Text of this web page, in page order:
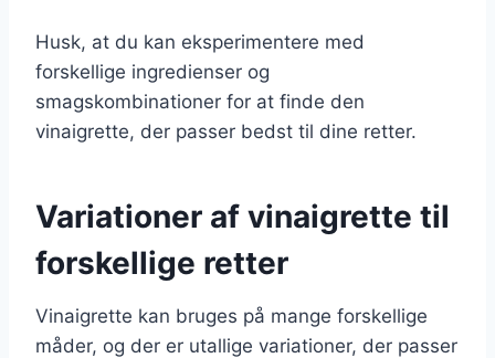
Husk, at du kan eksperimentere med
forskellige ingredienser og
smagskombinationer for at finde den
vinaigrette, der passer bedst til dine retter.
Variationer af vinaigrette til
forskellige retter
Vinaigrette kan bruges på mange forskellige
måder, og der er utallige variationer, der passer